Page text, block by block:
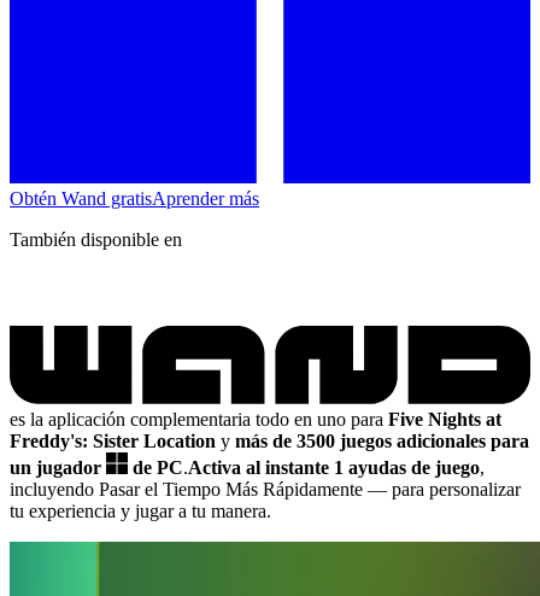
Obtén Wand gratisAprender más
También disponible en
es la aplicación complementaria todo en uno para Five Nights at
Freddy's: Sister Location y más de 3500 juegos adicionales para
un jugador
de PC.Activa al instante 1 ayudas de juego,
incluyendo Pasar el Tiempo Más Rápidamente — para personalizar
tu experiencia y jugar a tu manera.